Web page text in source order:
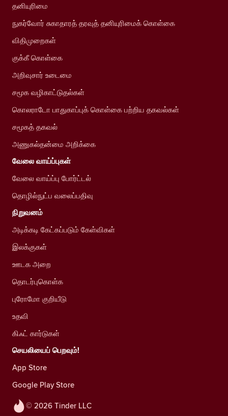
© 2026 Tinder LLC
தனியுரிமை
நுகர்வோர் சுகாதாரத் தரவுத் தனியுரிமைக் கொள்கை
விதிமுறைகள்
குக்கீ கொள்கை
அறிவுசார் உடைமை
சமூக வழிகாட்டுதல்கள்
கொலராடோ பாதுகாப்புக் கொள்கை பற்றிய தகவல்கள்
சமூகத் தகவல்
அணுகல்தன்மை அறிக்கை
வேலை வாய்ப்புகள்
வேலை வாய்ப்பு போர்ட்டல்
தொழில்நுட்ப வலைப்பதிவு
நிறுவனம்
அடிக்கடி கேட்கப்படும் கேள்விகள்
இலக்குகள்
ஊடக அறை
தொடர்புகொள்க
புரோமோ குறியீடு
உதவி
கிஃட் கார்டுகள்
செயலியைப் பெறவும்!
App Store
Google Play Store